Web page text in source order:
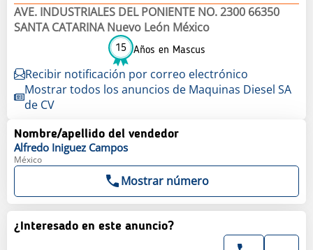
AVE. INDUSTRIALES DEL PONIENTE NO. 2300 66350
SANTA CATARINA Nuevo León México
15 Años en Mascus
Recibir notificación por correo electrónico
Mostrar todos los anuncios de Maquinas Diesel SA
de CV
Nombre/apellido del vendedor
Alfredo Iniguez Campos
México
Mostrar número
¿Interesado en este anuncio?